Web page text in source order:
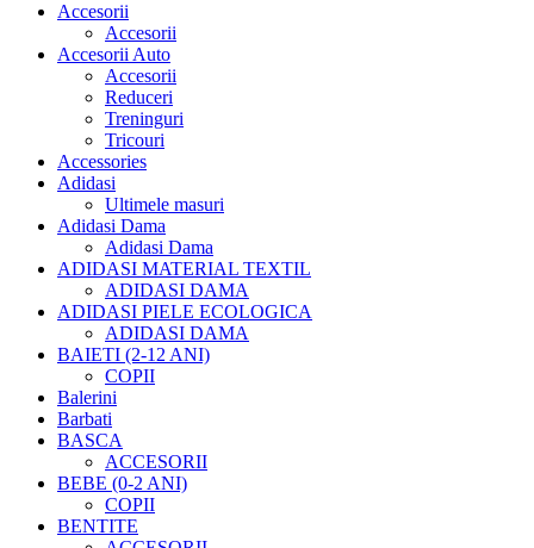
Accesorii
Accesorii
Accesorii Auto
Accesorii
Reduceri
Treninguri
Tricouri
Accessories
Adidasi
Ultimele masuri
Adidasi Dama
Adidasi Dama
ADIDASI MATERIAL TEXTIL
ADIDASI DAMA
ADIDASI PIELE ECOLOGICA
ADIDASI DAMA
BAIETI (2-12 ANI)
COPII
Balerini
Barbati
BASCA
ACCESORII
BEBE (0-2 ANI)
COPII
BENTITE